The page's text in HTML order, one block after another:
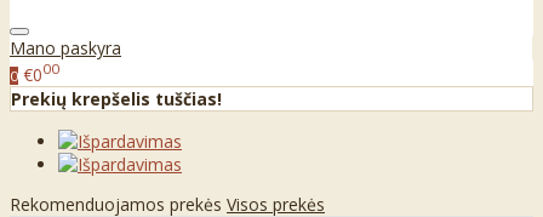
Mano paskyra
0 €000
Prekių krepšelis tuščias!
Rekomenduojamos prekės Visos prekės